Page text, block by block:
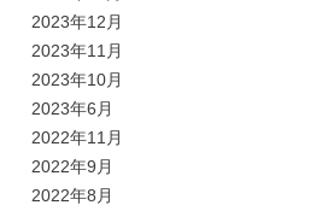
2023年12月
2023年11月
2023年10月
2023年6月
2022年11月
2022年9月
2022年8月